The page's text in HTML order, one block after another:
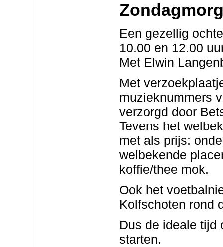
Een gezellig
10.00 en 12.00
Met Elwin
Met
muzieknummers
verzorgd door
Tevens het
met als prijs:
welbekende
koffie/thee mok.
Ook het
Kolfschoten rond
Dus de ideale tijd
starten.